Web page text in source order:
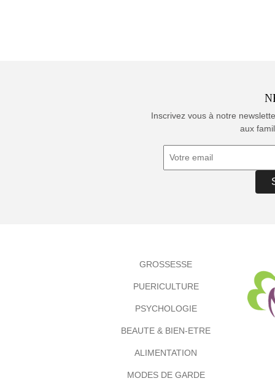
Inscrivez vous à notre
aux
GROSSESSE
PUERICULTURE
PSYCHOLOGIE
BEAUTE & BIEN-ETRE
ALIMENTATION
MODES DE GARDE